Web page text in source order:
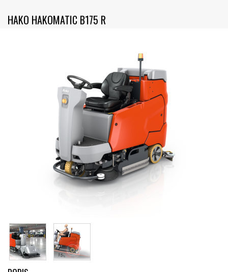
HAKO HAKOMATIC B175 R